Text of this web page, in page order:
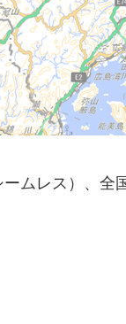
ムレス）、全